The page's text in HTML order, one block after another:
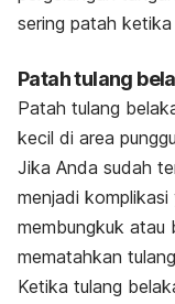
sering patah
Patah tulang
Patah tulang
kecil di area
Jika Anda sudah
menjadi
membungkuk atau
mematahkan
Ketika tulang